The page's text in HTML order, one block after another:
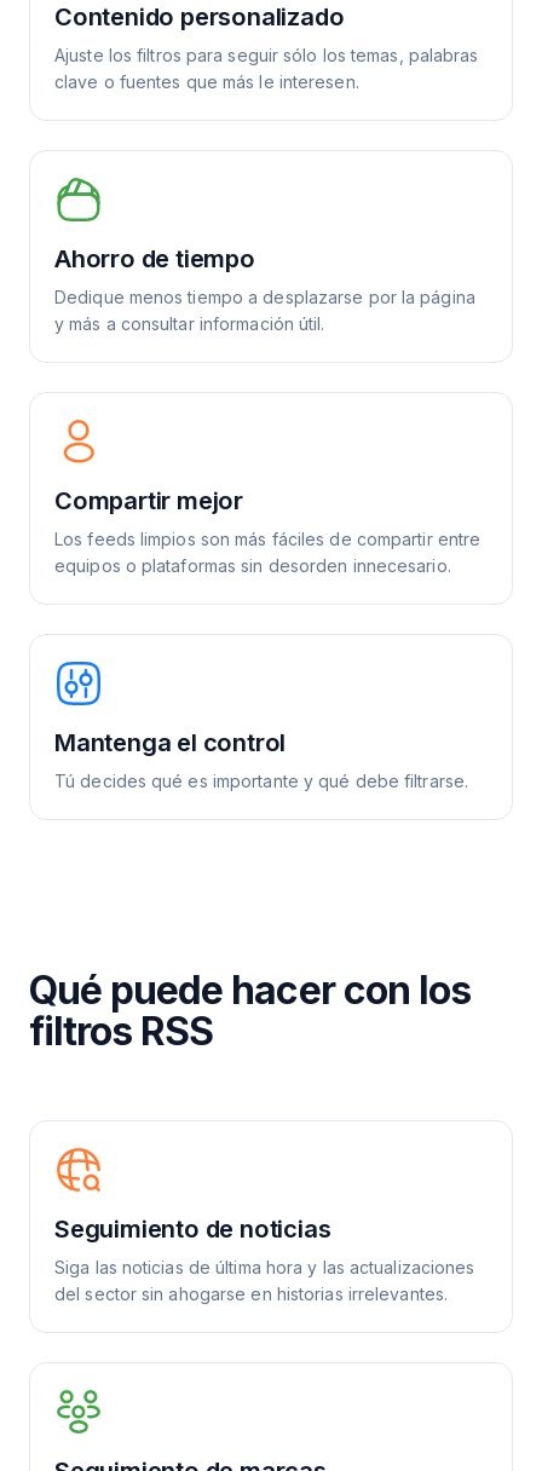
Contenido personalizado
Ajuste los filtros para seguir sólo los temas, palabras
clave o fuentes que más le interesen.
Ahorro de tiempo
Dedique menos tiempo a desplazarse por la página
y más a consultar información útil.
Compartir mejor
Los feeds limpios son más fáciles de compartir entre
equipos o plataformas sin desorden innecesario.
Mantenga el control
Tú decides qué es importante y qué debe filtrarse.
Qué puede hacer con los
filtros RSS
Seguimiento de noticias
Siga las noticias de última hora y las actualizaciones
del sector sin ahogarse en historias irrelevantes.